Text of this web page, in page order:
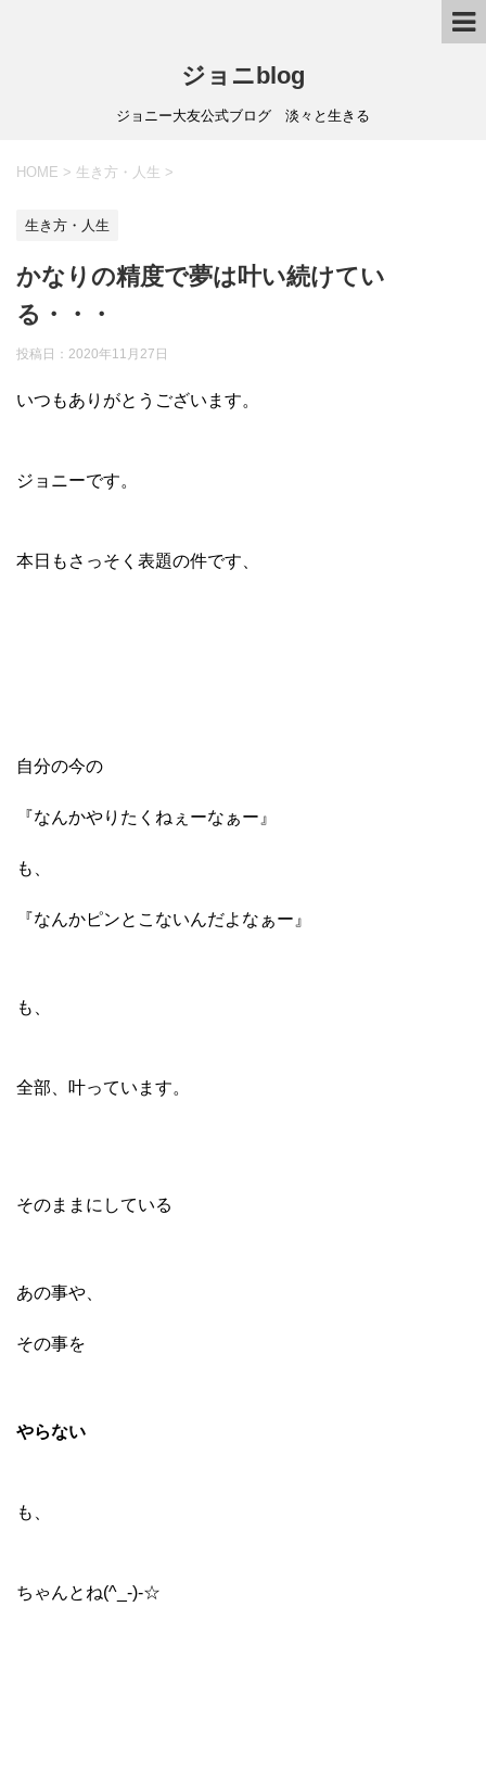
ジョニblog
ジョニー大友公式ブログ 淡々と生きる
HOME > 生き方・人生 >
生き方・人生
かなりの精度で夢は叶い続けてい
る・・・
投稿日： 2020年11月27日
いつもありがとうございます。
ジョニーです。
本日もさっそく表題の件です、
自分の今の
『なんかやりたくねぇーなぁー』
も、
『なんかピンとこないんだよなぁー』
も、
全部、叶っています。
そのままにしている
あの事や、
その事を
やらない
も、
ちゃんとね(^_-)-☆